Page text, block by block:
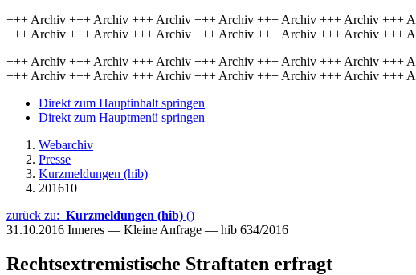
+++ Archiv +++ Archiv +++ Archiv +++ Archiv +++ Archiv +++ Archiv +++
+++ Archiv +++ Archiv +++ Archiv +++ Archiv +++ Archiv +++ Archiv +++
+++ Archiv +++ Archiv +++ Archiv +++ Archiv +++ Archiv +++ Archiv +++
+++ Archiv +++ Archiv +++ Archiv +++ Archiv +++ Archiv +++ Archiv +++
Direkt zum Hauptinhalt springen
Direkt zum Hauptmenü springen
Webarchiv
Presse
Kurzmeldungen (hib)
201610
zurück zu: Kurzmeldungen (hib) ()
31.10.2016 Inneres — Kleine Anfrage — hib 634/2016
Rechtsextremistische Straftaten erfragt